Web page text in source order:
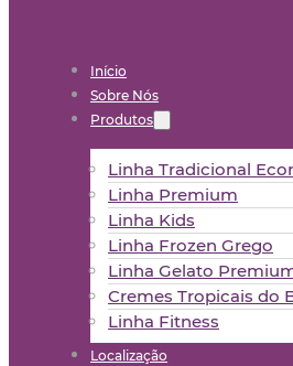
Início
Sobre Nós
Produtos
Linha Tradicional
Linha Premium
Linha Kids
Linha Frozen Grego
Linha Gelato
Cremes Tropicais do
Linha Fitness
Localização